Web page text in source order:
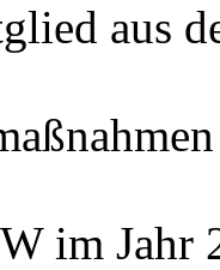
aus
im Jahr